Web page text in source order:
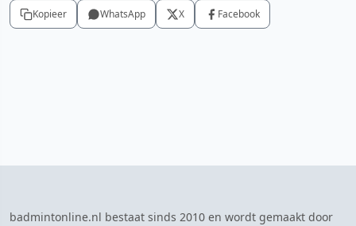
Kopieer WhatsApp X Facebook
badmintonline.nl bestaat sinds 2010 en wordt gemaakt door